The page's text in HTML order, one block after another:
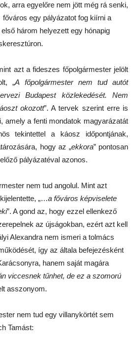
arra egyelőre nem jött még rá senki,
egy pályázatot fog kiírni a
három helyezett egy hónapig
azt a fideszes főpolgármester jelölt
„A főpolgármester nem tud autót
Budapest közlekedését. Nem
okozott”. A tervek szerint erre is
amely a fenti mondatok magyarázatát
tekintettel a káosz időpontjának,
hogy az „ekkora” pontosan
pályázatéval azonos.
nem tud angolul. Mint azt
„…a főváros képviselete
”. A gond az, hogy ezzel ellenkező
az újságokban, ezért azt kell
Alexandra nem ismeri a tolmács
így az általa befejezésként
hanem saját magára
viccesnek tűnhet, de ez a szomorú
asszonyom.
nem tud egy villanykörtét sem
Tamást: